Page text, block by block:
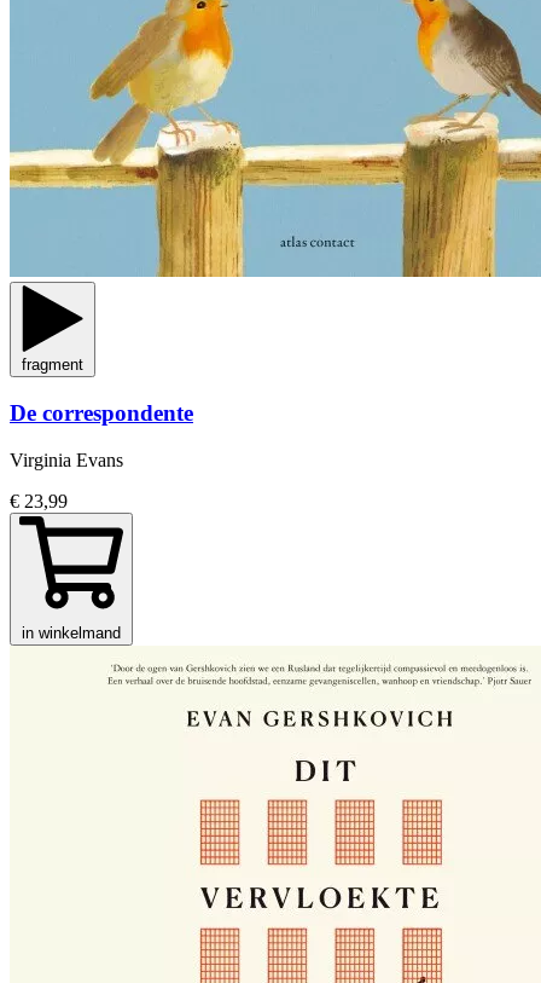
fragment
De correspondente
Virginia Evans
€ 23,99
in winkelmand